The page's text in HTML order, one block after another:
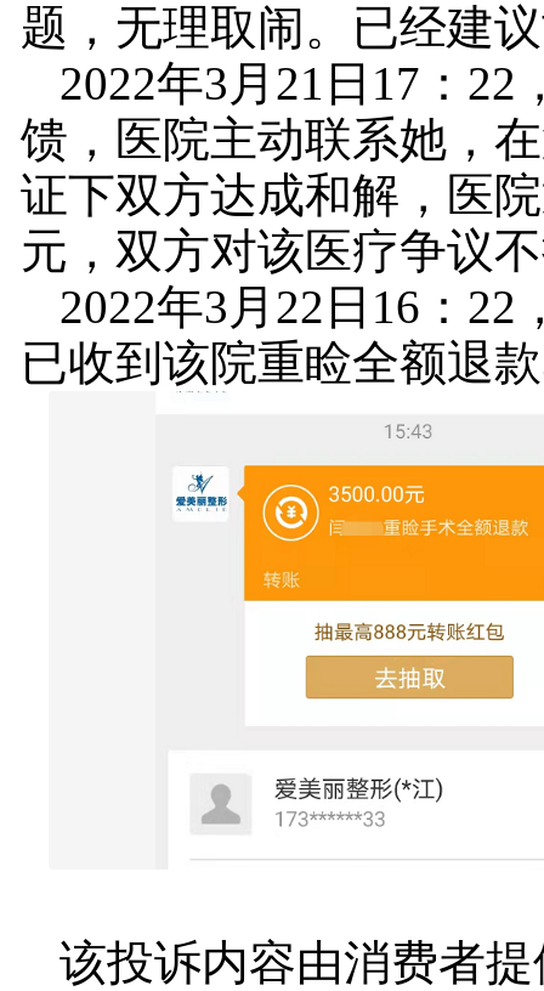
题，无理取闹。已经建
2022年3月21日17：22
馈，医院主动联系她，
证下双方达成和解，医
元，双方对该医疗争议
2022年3月22日16：22
已收到该院重睑全额退
该投诉内容由消费者